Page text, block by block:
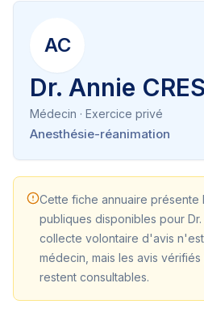
AC
Dr. Annie
Médecin · Exercice privé
Anesthésie-réanimation
Cette fiche annuaire présente
publiques disponibles pour
collecte volontaire d'avis
médecin, mais les avis
restent consultables.